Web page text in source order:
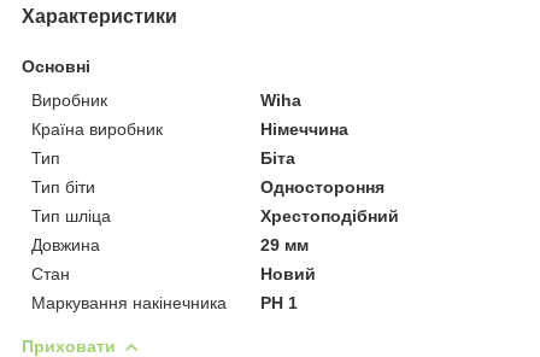
Характеристики
Основні
Виробник
Wiha
Країна виробник
Німеччина
Тип
Біта
Тип біти
Одностороння
Тип шліца
Хрестоподібний
Довжина
29 мм
Стан
Новий
Маркування накінечника
PH 1
Приховати